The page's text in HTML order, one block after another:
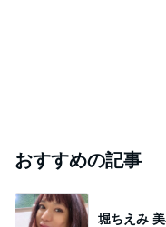
おすすめの記事
堀ちえみ